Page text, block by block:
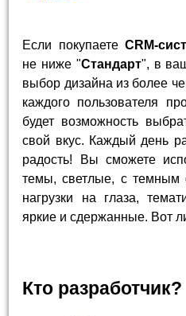
Если покупаете CRM-
не ниже "Стандарт", в
выбор дизайна из более
каждого пользователя
будет возможность
свой вкус. Каждый день
радость! Вы сможете
темы, светлые, с
нагрузки на глаза,
яркие и сдержанные. Вот
Кто разработчик?